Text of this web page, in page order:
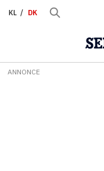
KL DK
ANNONCE